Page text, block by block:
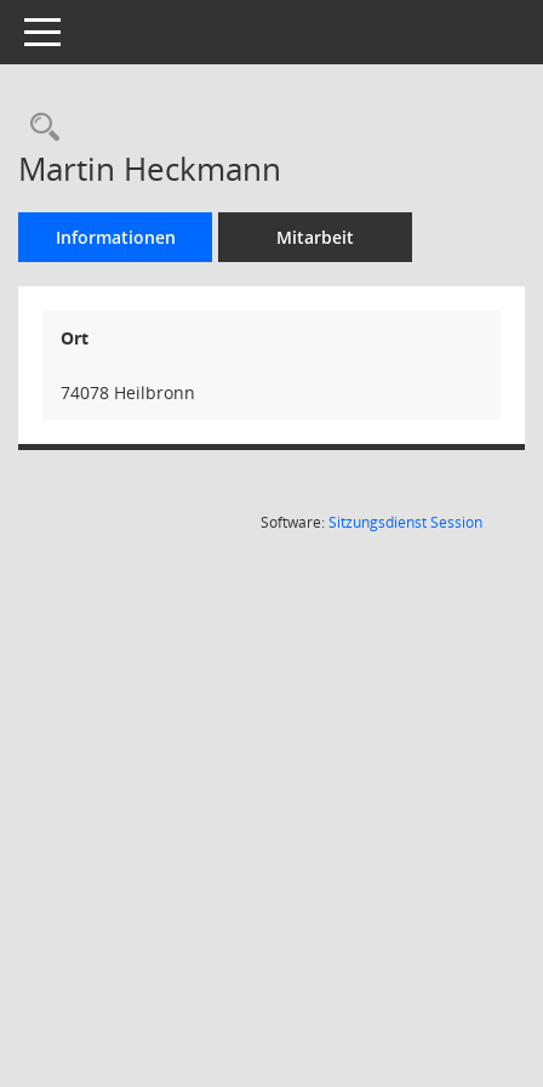
Toggle navigation
Rechercheauswahl
Martin Heckmann
Informationen Mitarbeit
Ort
74078 Heilbronn
Software:SitzungsdienstSession(Wird in